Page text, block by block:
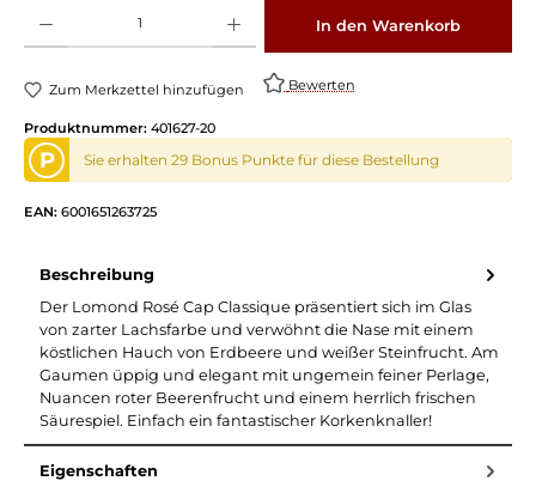
In den Warenkorb
Zum Merkzettel hinzufügen Bewerten
Produktnummer: 401627-20
P Sie erhalten 29 Bonus Punkte für diese Bestellung
EAN: 6001651263725
Beschreibung
Der Lomond Rosé Cap Classique präsentiert sich im Glas
von zarter Lachsfarbe und verwöhnt die Nase mit einem
köstlichen Hauch von Erdbeere und weißer Steinfrucht. Am
Gaumen üppig und elegant mit ungemein feiner Perlage,
Nuancen roter Beerenfrucht und einem herrlich frischen
Säurespiel. Einfach ein fantastischer Korkenknaller!
Eigenschaften